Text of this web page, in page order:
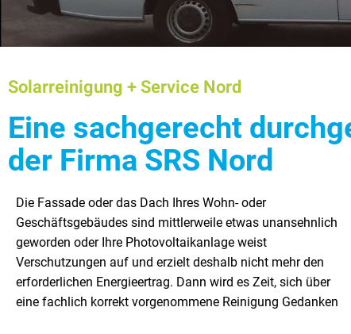
Solarreinigung + Service Nord
Eine sachgerecht
der Firma SRS Nord
Die Fassade oder das Dach Ihres Wohn- oder
Geschäftsgebäudes sind mittlerweile etwas unansehnlich
geworden oder Ihre Photovoltaikanlage weist
Verschutzungen auf und erzielt deshalb nicht mehr den
erforderlichen Energieertrag. Dann wird es Zeit, sich über
eine fachlich korrekt vorgenommene Reinigung Gedanken
zu machen. Unser Unternehmen ist vor allem in der Region
Hamburg/Schleswig-Holstein tätig. Zu den
Schwerpunkten unseres Unternehmens zählen u.a. die
Solaranlagenreinigung sowie die Reinigung von Dächern,
Hausfassaden und Tunneln. Unser Unternehmen arbeitet
für gewerbliche, öffentliche und private Auftraggeber. Wir
verfügen über modernes technisches Equipment und
natürlich über langjährige Erfahrung. Gerne führen wir für
Sie überdies auch Baumpflegearbeiten und
Baumfällungen durch. In diesem Artikel betrachten wir